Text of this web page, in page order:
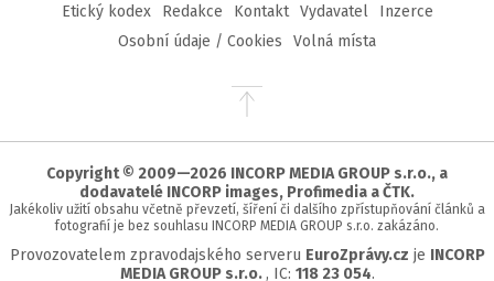
Etický kodex Redakce Kontakt Vydavatel
Inzerce
Osobní údaje / Cookies
Volná místa
Přejít
stránky
Copyright © 2009—2026 INCORP MEDIA GROUP s.r.o., a
dodavatelé INCORP images, Profimedia a ČTK.
Jakékoliv užití obsahu včetně převzetí, šíření či dalšího zpřístupňování článků a
fotografií je bez souhlasu INCORP MEDIA GROUP s.r.o. zakázáno.
Provozovatelem zpravodajského serveru EuroZprávy.cz je INCORP
MEDIA GROUP s.r.o. , IC: 118 23 054.